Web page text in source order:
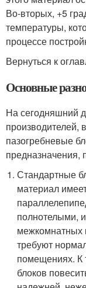
Во-вторых, +5
температуры,
процессе
Вернуться к
Основные
На сегодняшний
производителей,
пазогребневые
предназначения,
Стандартные
материал
полнотелыми,
межкомнатных
требуют
помещениях. К
блоков